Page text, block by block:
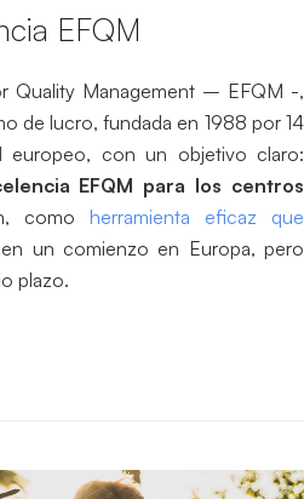
EFQM
Quality Management – EFQM -,
de lucro, fundada en 1988 por 14
europeo, con un objetivo claro:
EFQM para los centros
como herramienta eficaz que
un comienzo en Europa, pero
plazo.